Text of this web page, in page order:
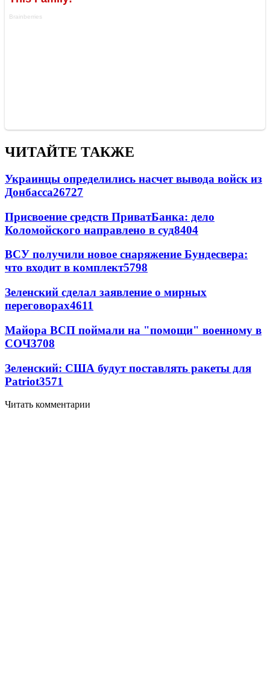
ЧИТАЙТЕ ТАКЖЕ
Украинцы определились насчет вывода войск из
Донбасса26727
Присвоение средств ПриватБанка: дело
Коломойского направлено в суд8404
ВСУ получили новое снаряжение Бундесвера:
что входит в комплект5798
Зеленский сделал заявление о мирных
переговорах4611
Майора ВСП поймали на "помощи" военному в
СОЧ3708
Зеленский: США будут поставлять ракеты для
Patriot3571
Читать комментарии